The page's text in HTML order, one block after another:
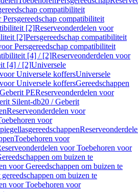
compatibiliteit
compatibiliteit
[2]Reserveonderdelen voor
[2]Persgereedschap compatibiliteit
Persgereedschap compatibiliteit
[4] / [2]Reserveonderdelen voor
[4] / [2]Universele
Universele koffersUniversele
Universele koffersGereedschappen
PEReserveonderdelen voor
Silent-db20 / Geberit
Reserveonderdelen voor
voor
Toebehoren voor
voor Toebehoren voor
om buizen te
voor Gereedschappen om buizen te
om buizen te
voor Toebehoren voor